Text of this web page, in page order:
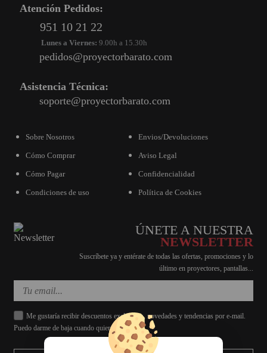
Atención Pedidos:
951 10 21 22
Lunes a Viernes: 9.00h a 15.30h
pedidos@proyectorbarato.com
Asistencia Técnica:
soporte@proyectorbarato.com
Sobre Nosotros
Cómo Comprar
Cómo Pagar
Condiciones de uso
Envios/Devoluciones
Aviso Legal
Confidencialidad
Política de Cookies
ÚNETE A NUESTRA
NEWSLETTER
Suscríbete ya y entérate de todas las ofertas, promociones y lo
último en proyectores, pantallas...
Me gustaría recibir descuentos exclusivos, novedades y tendencias por e-mail.
Puedo darme de baja cuando quiera.